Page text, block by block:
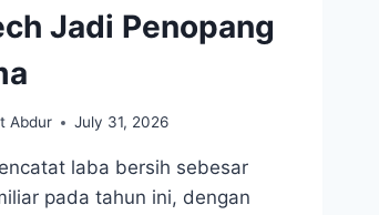
Jadi Penopang
Abdur July 31, 2026
laba bersih sebesar
pada tahun ini, dengan